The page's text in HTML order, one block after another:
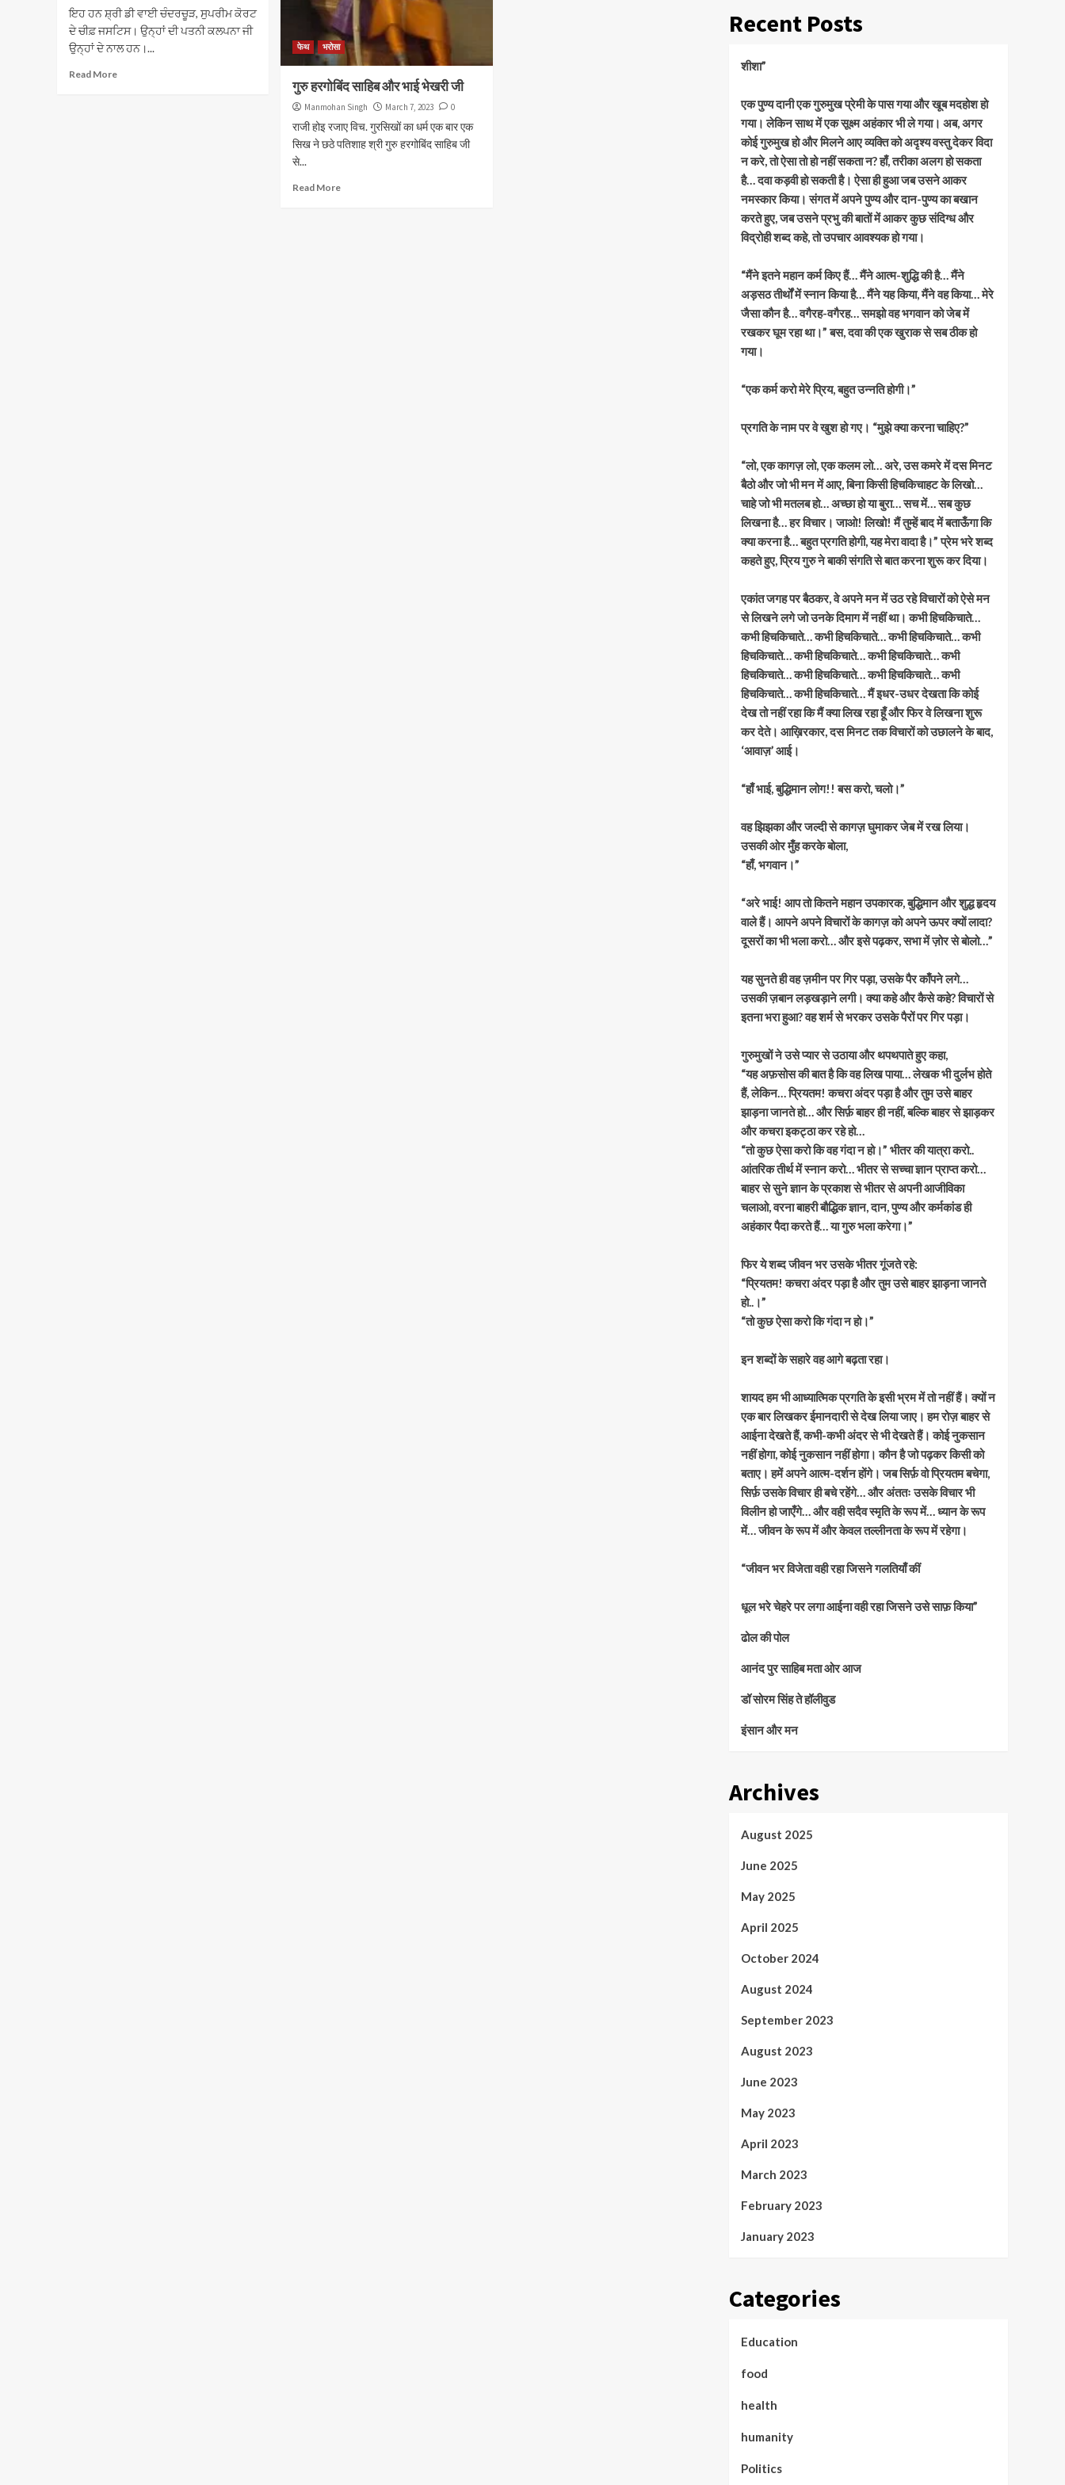
ਇਹ ਹਨ ਸ਼੍ਰੀ ਡੀ ਵਾਈ ਚੰਦਰਚੂੜ, ਸੁਪਰੀਮ ਕੋਰਟ
ਦੇ ਚੀਫ਼ ਜਸਟਿਸ। ਉਨ੍ਹਾਂ ਦੀ ਪਤਨੀ ਕਲਪਨਾ ਜੀ
ਉਨ੍ਹਾਂ ਦੇ ਨਾਲ ਹਨ।...
Read More
फेथ भरोसा
गुरु हरगोबिंद साहिब और भाई भेखरी जी
Manmohan Singh March 7, 2023 0
राजी होइ रजाए विच. गुरसिखों का धर्म एक बार एक
सिख ने छठे पतिशाह श्री गुरु हरगोबिंद साहिब जी
से...
Read More
Recent Posts
शीशा”
एक पुण्य दानी एक गुरुमुख प्रेमी के पास गया और खूब मदहोश हो
गया। लेकिन साथ में एक सूक्ष्म अहंकार भी ले गया। अब, अगर
कोई गुरुमुख हो और मिलने आए व्यक्ति को अदृश्य वस्तु देकर विदा
न करे, तो ऐसा तो हो नहीं सकता न? हाँ, तरीका अलग हो सकता
है… दवा कड़वी हो सकती है। ऐसा ही हुआ जब उसने आकर
नमस्कार किया। संगत में अपने पुण्य और दान-पुण्य का बखान
करते हुए, जब उसने प्रभु की बातों में आकर कुछ संदिग्ध और
विद्रोही शब्द कहे, तो उपचार आवश्यक हो गया।
“मैंने इतने महान कर्म किए हैं… मैंने आत्म-शुद्धि की है… मैंने
अड़सठ तीर्थों में स्नान किया है… मैंने यह किया, मैंने वह किया… मेरे
जैसा कौन है… वगैरह-वगैरह… समझो वह भगवान को जेब में
रखकर घूम रहा था।” बस, दवा की एक खुराक से सब ठीक हो
गया।
“एक कर्म करो मेरे प्रिय, बहुत उन्नति होगी।”
प्रगति के नाम पर वे खुश हो गए। “मुझे क्या करना चाहिए?”
“लो, एक कागज़ लो, एक कलम लो… अरे, उस कमरे में दस मिनट
बैठो और जो भी मन में आए, बिना किसी हिचकिचाहट के लिखो…
चाहे जो भी मतलब हो… अच्छा हो या बुरा… सच में… सब कुछ
लिखना है… हर विचार। जाओ! लिखो! मैं तुम्हें बाद में बताऊँगा कि
क्या करना है… बहुत प्रगति होगी, यह मेरा वादा है।” प्रेम भरे शब्द
कहते हुए, प्रिय गुरु ने बाकी संगति से बात करना शुरू कर दिया।
एकांत जगह पर बैठकर, वे अपने मन में उठ रहे विचारों को ऐसे मन
से लिखने लगे जो उनके दिमाग में नहीं था। कभी हिचकिचाते…
कभी हिचकिचाते… कभी हिचकिचाते… कभी हिचकिचाते… कभी
हिचकिचाते… कभी हिचकिचाते… कभी हिचकिचाते… कभी
हिचकिचाते… कभी हिचकिचाते… कभी हिचकिचाते… कभी
हिचकिचाते… कभी हिचकिचाते… मैं इधर-उधर देखता कि कोई
देख तो नहीं रहा कि मैं क्या लिख रहा हूँ और फिर वे लिखना शुरू
कर देते। आख़िरकार, दस मिनट तक विचारों को उछालने के बाद,
‘आवाज़’ आई।
“हाँ भाई, बुद्धिमान लोग!! बस करो, चलो।”
वह झिझका और जल्दी से कागज़ घुमाकर जेब में रख लिया।
उसकी ओर मुँह करके बोला,
“हाँ, भगवान।”
“अरे भाई! आप तो कितने महान उपकारक, बुद्धिमान और शुद्ध हृदय
वाले हैं। आपने अपने विचारों के कागज़ को अपने ऊपर क्यों लादा?
दूसरों का भी भला करो… और इसे पढ़कर, सभा में ज़ोर से बोलो…”
यह सुनते ही वह ज़मीन पर गिर पड़ा, उसके पैर काँपने लगे…
उसकी ज़बान लड़खड़ाने लगी। क्या कहे और कैसे कहे? विचारों से
इतना भरा हुआ? वह शर्म से भरकर उसके पैरों पर गिर पड़ा।
गुरुमुखों ने उसे प्यार से उठाया और थपथपाते हुए कहा,
“यह अफ़सोस की बात है कि वह लिख पाया… लेखक भी दुर्लभ होते
हैं, लेकिन… प्रियतम! कचरा अंदर पड़ा है और तुम उसे बाहर
झाड़ना जानते हो… और सिर्फ़ बाहर ही नहीं, बल्कि बाहर से झाड़कर
और कचरा इकट्ठा कर रहे हो…
“तो कुछ ऐसा करो कि वह गंदा न हो।” भीतर की यात्रा करो..
आंतरिक तीर्थ में स्नान करो… भीतर से सच्चा ज्ञान प्राप्त करो…
बाहर से सुने ज्ञान के प्रकाश से भीतर से अपनी आजीविका
चलाओ, वरना बाहरी बौद्धिक ज्ञान, दान, पुण्य और कर्मकांड ही
अहंकार पैदा करते हैं… या गुरु भला करेगा।”
फिर ये शब्द जीवन भर उसके भीतर गूंजते रहे:
“प्रियतम! कचरा अंदर पड़ा है और तुम उसे बाहर झाड़ना जानते
हो..।”
“तो कुछ ऐसा करो कि गंदा न हो।”
इन शब्दों के सहारे वह आगे बढ़ता रहा।
शायद हम भी आध्यात्मिक प्रगति के इसी भ्रम में तो नहीं हैं। क्यों न
एक बार लिखकर ईमानदारी से देख लिया जाए। हम रोज़ बाहर से
आईना देखते हैं, कभी-कभी अंदर से भी देखते हैं। कोई नुकसान
नहीं होगा, कोई नुकसान नहीं होगा। कौन है जो पढ़कर किसी को
बताए। हमें अपने आत्म-दर्शन होंगे। जब सिर्फ़ वो प्रियतम बचेगा,
सिर्फ़ उसके विचार ही बचे रहेंगे… और अंततः उसके विचार भी
विलीन हो जाएँगे… और वही सदैव स्मृति के रूप में… ध्यान के रूप
में… जीवन के रूप में और केवल तल्लीनता के रूप में रहेगा।
“जीवन भर विजेता वही रहा जिसने गलतियाँ कीं
धूल भरे चेहरे पर लगा आईना वही रहा जिसने उसे साफ़ किया”
ढोल की पोल
आनंद पुर साहिब मता ओर आज
डॉ सोरम सिंह ते हॉलीवुड
इंसान और मन
Archives
August 2025
June 2025
May 2025
April 2025
October 2024
August 2024
September 2023
August 2023
June 2023
May 2023
April 2023
March 2023
February 2023
January 2023
Categories
Education
food
health
humanity
Politics